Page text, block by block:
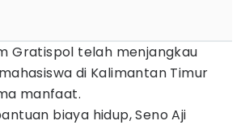
Gratispol telah menjangkau
di Kalimantan Timur
manfaat.
biaya hidup, Seno Aji